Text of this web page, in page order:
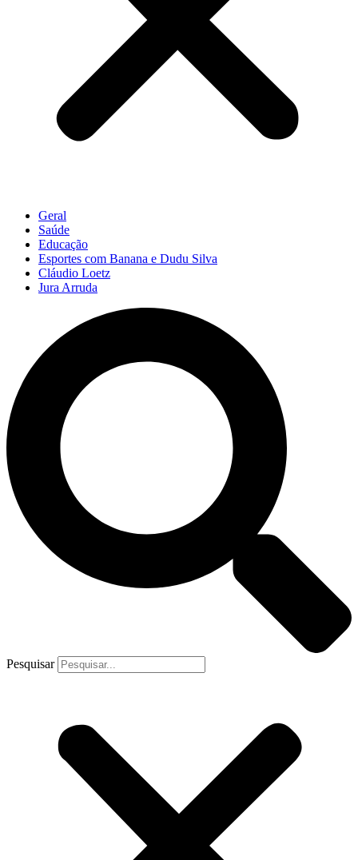
Geral
Saúde
Educação
Esportes com Banana e Dudu Silva
Cláudio Loetz
Jura Arruda
Pesquisar